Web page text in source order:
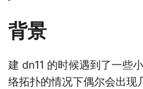
背景
建 dn11 的时候遇到了一些
络拓扑的情况下偶尔会出现